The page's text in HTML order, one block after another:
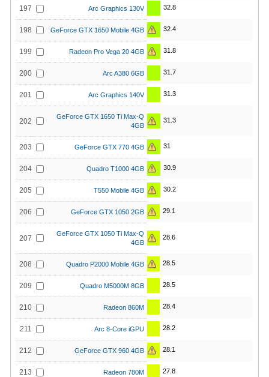
197 Arc Graphics 130V 32.8
198 GeForce GTX 1650 Mobile 4GB 32.4
199 Radeon Pro Vega 20 4GB 31.8
200 Arc A380 6GB 31.7
201 Arc Graphics 140V 31.3
202
GeForce GTX 1650 Ti Max-Q
4GB
31.3
203 GeForce GTX 770 4GB 31
204 Quadro T1000 4GB 30.9
205 T550 Mobile 4GB 30.2
206 GeForce GTX 1050 2GB 29.1
207
GeForce GTX 1050 Ti Max-Q
4GB
28.6
208 Quadro P2000 Mobile 4GB 28.5
209 Quadro M5000M 8GB 28.5
210 Radeon 860M 28.4
211 Arc 8-Core iGPU 28.2
212 GeForce GTX 960 4GB 28.1
213 Radeon 780M 27.8